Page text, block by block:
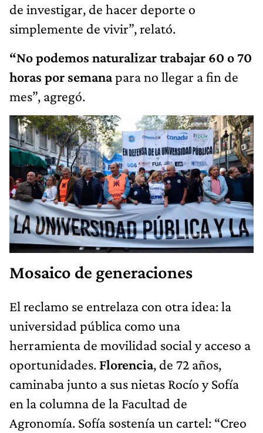
de investigar, de hacer deporte o
simplemente de vivir”, relató.
“No podemos naturalizar trabajar 60 o 70
horas por semanapara no llegar a fin de
mes”, agregó.
Mosaico de generaciones
El reclamo se entrelaza con otra idea: la
universidad pública como una
herramienta de movilidad social y acceso a
oportunidades. Florencia, de 72 años,
caminaba junto a sus nietas Rocío y Sofía
en la columna de la Facultad de
Agronomía. Sofía sostenía un cartel: “Creo